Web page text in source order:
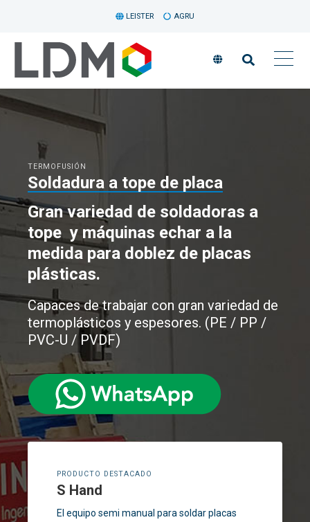
LEISTER AGRU
TERMOFUSIÓN
Soldadura a tope de placa
Gran variedad de soldadoras a
tope y máquinas echar a la
medida para doblez de placas
plásticas.
Capaces de trabajar con gran variedad de
termoplásticos y espesores. (PE / PP /
PVC-U / PVDF)
PRODUCTO DESTACADO
S Hand
El equipo semi manual para soldar placas